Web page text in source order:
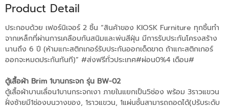
Product Detail
ประกอบด้วย เฟอร์นิเจอร์ 2 ชิ้น “สินค้าของ KIOSK Furniture ทุกชิ้นทำ
จากเหล็กที่ผ่านการเคลือบกันสนิมและพ่นสีฝุ่น มีการรับประกันโครงสร้าง
นานถึง 6 ปี (ห้ามแกะสติกเกอร์รับประกันออกเด็ดขาด ถ้าแกะสติกเกอร์
ออกจะหมดประกันทันที)” #ส่งฟรีทั่วประเทศ#ผ่อน0%4 เดือน#
ตู้เสื้อผ้า Brim 1บานกระจก รุ่น BW-02
ตู้เสื้อผ้าบานเลื่อน1บานกระจกเงา ภายในแยกเป็น5ช่อง พร้อม 3ราวแขวน
ฝั่งซ้ายมี1ช่องบนวางของ, 1ราวแขวน, 1แผ่นชั้นสามารถถอดได้(ปรับระดับ